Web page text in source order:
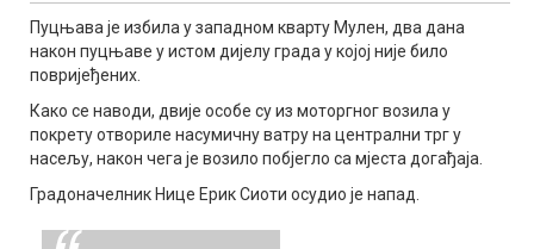
Пуцњава је избила у западном кварту Мулен, два дана
након пуцњаве у истом дијелу града у којој није било
повријеђених.
Како се наводи, двије особе су из моторгног возила у
покрету отвориле насумичну ватру на централни трг у
насељу, након чега је возило побјегло са мјеста догађаја.
Градоначелник Нице Ерик Сиоти осудио је напад.